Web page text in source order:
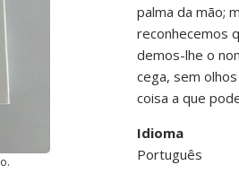
palma da mão;
reconhecemos
demos-lhe o
cega, sem
coisa a que
Idioma
Português